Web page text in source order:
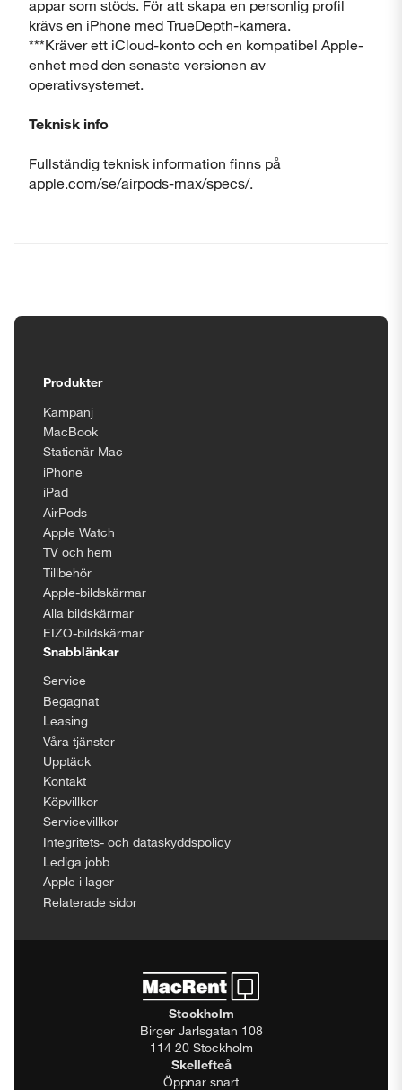
appar som stöds. För att skapa en personlig profil
krävs en iPhone med TrueDepth-kamera.
***Kräver ett iCloud-konto och en kompatibel Apple-
enhet med den senaste versionen av
operativsystemet.
Teknisk info
Fullständig teknisk information finns på
apple.com/se/airpods-max/specs/.
Produkter
Kampanj
MacBook
Stationär Mac
iPhone
iPad
AirPods
Apple Watch
TV och hem
Tillbehör
Apple-bildskärmar
Alla bildskärmar
EIZO-bildskärmar
Snabblänkar
Service
Begagnat
Leasing
Våra tjänster
Upptäck
Kontakt
Köpvillkor
Servicevillkor
Integritets- och dataskyddspolicy
Lediga jobb
Apple i lager
Relaterade sidor
Stockholm
Birger Jarlsgatan 108
114 20 Stockholm
Skellefteå
Öppnar snart